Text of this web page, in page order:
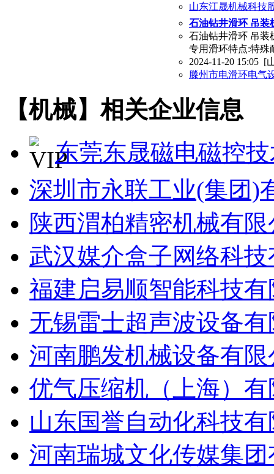
山东江晟机械科技
石油钻井滑环 吊装
石油钻井滑环 吊装
专用滑环特点:特殊
2024-11-20 15:05 [
滕州市电滑环电气
【机械】相关企业信息
东莞东晟磁电磁控
深圳市永联工业(集团)
陕西渭柏精密机械有
武汉媒介盒子网络科
福建启易顺智能科技
无锡雷士超声波设备
河南鹏发机械设备有限
优气压缩机（上海）
山东国誉自动化科技
河南瑞城文化传媒集